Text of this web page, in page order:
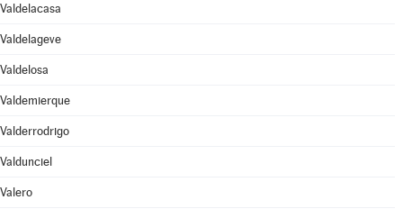
Valdelacasa
Valdelageve
Valdelosa
Valdemierque
Valderrodrigo
Valdunciel
Valero